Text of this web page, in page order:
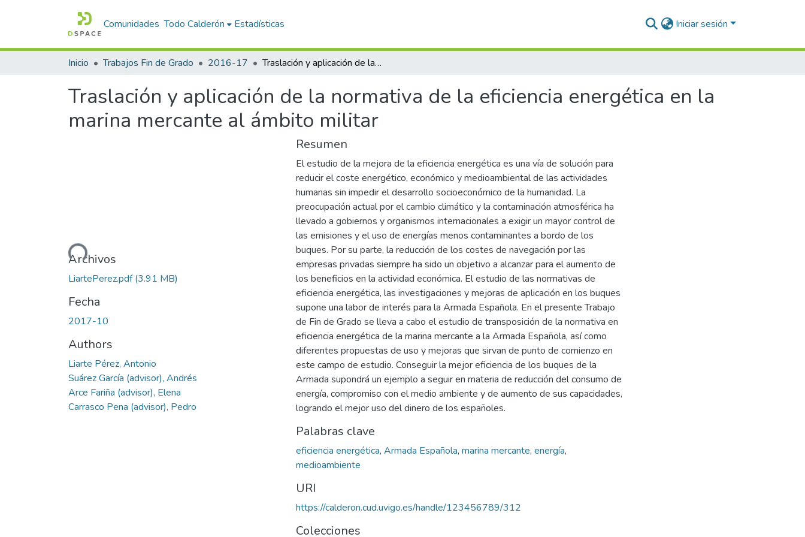
Comunidades Todo Calderón Estadísticas Iniciar sesión
Inicio Trabajos Fin de Grado 2016-17 Traslación y aplicación de la normativa de la eficiencia energética en la marina mercante al ámbito militar
Traslación y aplicación de la normativa de la eficiencia energética en la
marina mercante al ámbito militar
Cargando...Archivos
LiartePerez.pdf(3.91 MB)
Fecha
2017-10
Authors
Liarte Pérez, Antonio
Suárez García (advisor), Andrés
Arce Fariña (advisor), Elena
Carrasco Pena (advisor), Pedro
Resumen
El estudio de la mejora de la eficiencia energética es una vía de solución para
reducir el coste energético, económico y medioambiental de las actividades
humanas sin impedir el desarrollo socioeconómico de la humanidad. La
preocupación actual por el cambio climático y la contaminación atmosférica ha
llevado a gobiernos y organismos internacionales a exigir un mayor control de
las emisiones y el uso de energías menos contaminantes a bordo de los
buques. Por su parte, la reducción de los costes de navegación por las
empresas privadas siempre ha sido un objetivo a alcanzar para el aumento de
los beneficios en la actividad económica. El estudio de las normativas de
eficiencia energética, las investigaciones y mejoras de aplicación en los buques
supone una labor de interés para la Armada Española. En el presente Trabajo
de Fin de Grado se lleva a cabo el estudio de transposición de la normativa en
eficiencia energética de la marina mercante a la Armada Española, así como
diferentes propuestas de uso y mejoras que sirvan de punto de comienzo en
este campo de estudio. Conseguir la mejor eficiencia de los buques de la
Armada supondrá un ejemplo a seguir en materia de reducción del consumo de
energía, compromiso con el medio ambiente y de aumento de sus capacidades,
logrando el mejor uso del dinero de los españoles.
Palabras clave
eficiencia energética, Armada Española, marina mercante, energía,
medioambiente
URI
https://calderon.cud.uvigo.es/handle/123456789/312
Colecciones